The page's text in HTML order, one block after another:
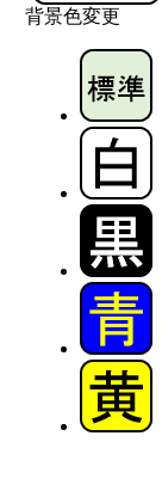
背景色変更